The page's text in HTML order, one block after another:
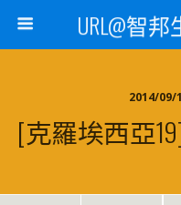
URL@智
2014/09/
[克羅埃西亞